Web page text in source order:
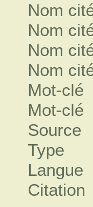
Nom
Nom
Nom
Nom
Mot-clé
Mot-clé
Source
Type
Langue
Citation